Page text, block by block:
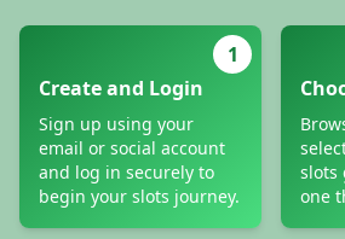
1
Create and Login
Sign up using your
email or social account
and log in securely to
begin your slots journey.
slots
one